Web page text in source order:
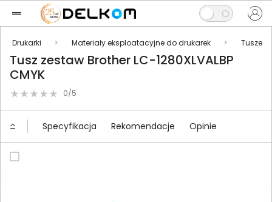
Drukarki Materiały eksploatacyjne do drukarek Tusze
Tusz zestaw Brother LC-1280XLVALBP
CMYK
0/5
Specyfikacja Rekomendacje Opinie